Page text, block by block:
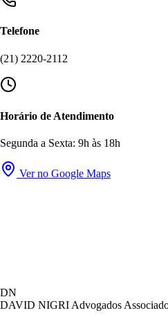
Telefone
(21) 2220-2112
Horário de Atendimento
Segunda a Sexta: 9h às 18h
Ver no Google Maps
DN
DAVID NIGRI Advogados
Online agora